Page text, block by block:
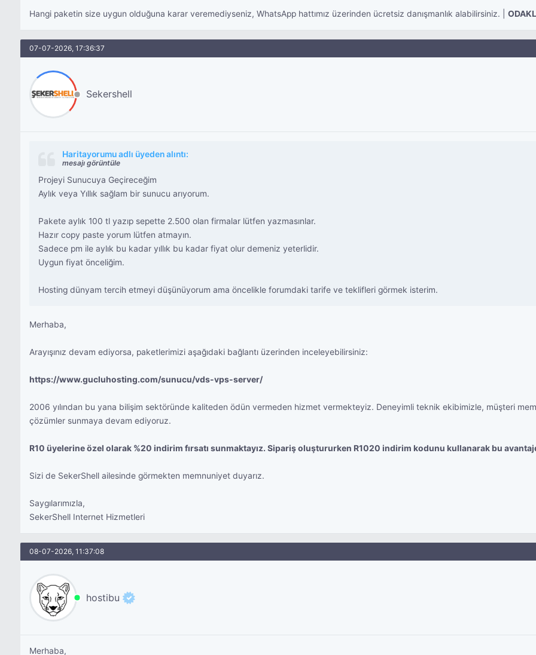
Hangi paketin size uygun olduğuna karar veremediyseniz, WhatsApp hattımız üzerinden ücretsiz danışmanlık alabilirsiniz. |
07-07-2026, 17:36:37
Sekershell
Haritayorumu adlı üyeden alıntı:
mesajı görüntüle
Projeyi Sunucuya Geçireceğim
Aylık veya Yıllık sağlam bir sunucu arıyorum.
Pakete aylık 100 tl yazıp sepette 2.500 olan firmalar lütfen yazmasınlar.
Hazır copy paste yorum lütfen atmayın.
Sadece pm ile aylık bu kadar yıllık bu kadar fiyat olur demeniz yeterlidir.
Uygun fiyat önceliğim.
Hosting dünyam tercih etmeyi düşünüyorum ama öncelikle forumdaki tarife ve teklifleri görmek isterim.
Merhaba,
Arayışınız devam ediyorsa, paketlerimizi aşağıdaki bağlantı üzerinden inceleyebilirsiniz:
https://www.gucluhosting.com/sunucu/vds-vps-server/
2006 yılından bu yana bilişim sektöründe kaliteden ödün vermeden hizmet vermekteyiz. Deneyimli teknik ekibimizle, müşteri
çözümler sunmaya devam ediyoruz.
R10 üyelerine özel olarak %20 indirim fırsatı sunmaktayız. Sipariş oluştururken R1020 indirim kodunu kullanarak bu
Sizi de SekerShell ailesinde görmekten memnuniyet duyarız.
Saygılarımızla,
SekerShell Internet Hizmetleri
08-07-2026, 11:37:08
hostibu
Merhaba,